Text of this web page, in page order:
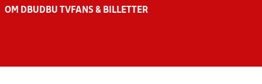
OM DBU DBU TV FANS & BILLETTER